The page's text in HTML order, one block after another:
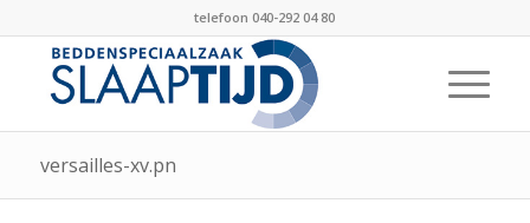
telefoon 040-292 04 80
versailles-xv.pn